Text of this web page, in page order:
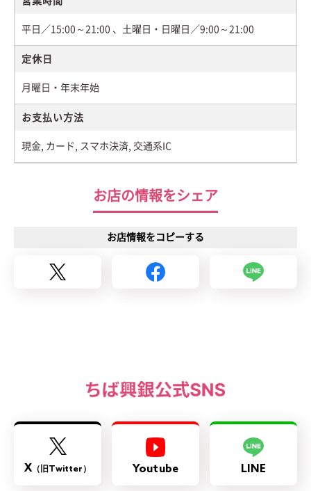
平日／15:00～21:00 、土曜日・日曜日／9:00～21:00
定休日
月曜日・年末年始
お支払い方法
現金, カード, スマホ決済, 交通系IC
お店の情報をシェア
お店情報をコピーする
X（旧Twitter） Youtube LINE